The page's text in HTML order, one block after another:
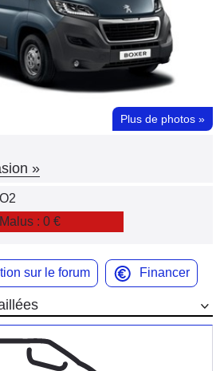
Plus de photos »
»
: 0 €
sur le forum Financer